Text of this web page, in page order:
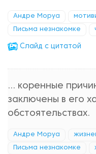
Андре Моруа
Письма незнакомке
Cлайд с цитатой
... коренные
заключены в его
обстоятельствах.
Андре Моруа
Письма незнакомке